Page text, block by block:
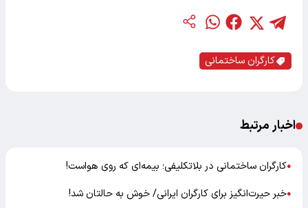
کارگران ساختمانی
اخبار مرتبط
●کارگران ساختمانی در بلاتکلیفی؛ بیمه‌ای که روی هواست!
●خبر حیرت‌انگیز برای کارگران ایرانی/ خوش به حالتان شد!